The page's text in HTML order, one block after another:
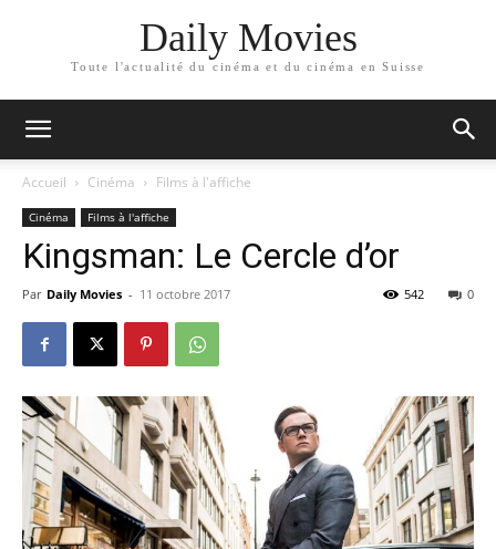
Daily Movies
Toute l'actualité du cinéma et du cinéma en Suisse
Accueil Cinéma Films à l'affiche
Cinéma Films à l'affiche
Kingsman: Le Cercle d’or
Par Daily Movies - 11 octobre 2017 0
542